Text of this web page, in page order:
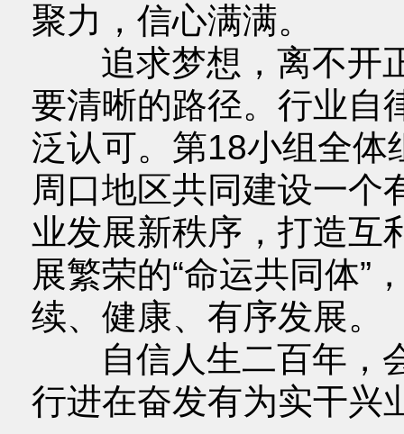
聚力，信心满满。
追求梦想，离不开
要清晰的路径。行业自
泛认可。第18小组全体
周口地区共同建设一个
业发展新秩序，打造互
展繁荣的“命运共同体”
续、健康、有序发展。
自信人生二百年，
行进在奋发有为实干